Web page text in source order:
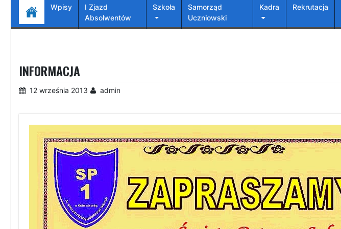
Wpisy
I Zjazd
Absolwentów
Szkoła
Samorząd
Uczniowski
Kadra Rekrutacja
INFORMACJA
12 września 2013 admin